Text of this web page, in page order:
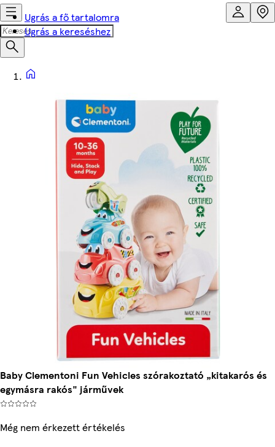
Ugrás a fő tartalomra
Ugrás a kereséshez
Baby Clementoni Fun Vehicles szórakoztató „kitakarós és
egymásra rakós" járművek
Még nem érkezett értékelés